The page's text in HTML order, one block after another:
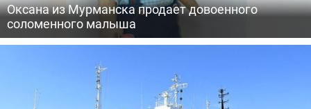
Оксана из Мурманска продает довоенного
соломенного малыша